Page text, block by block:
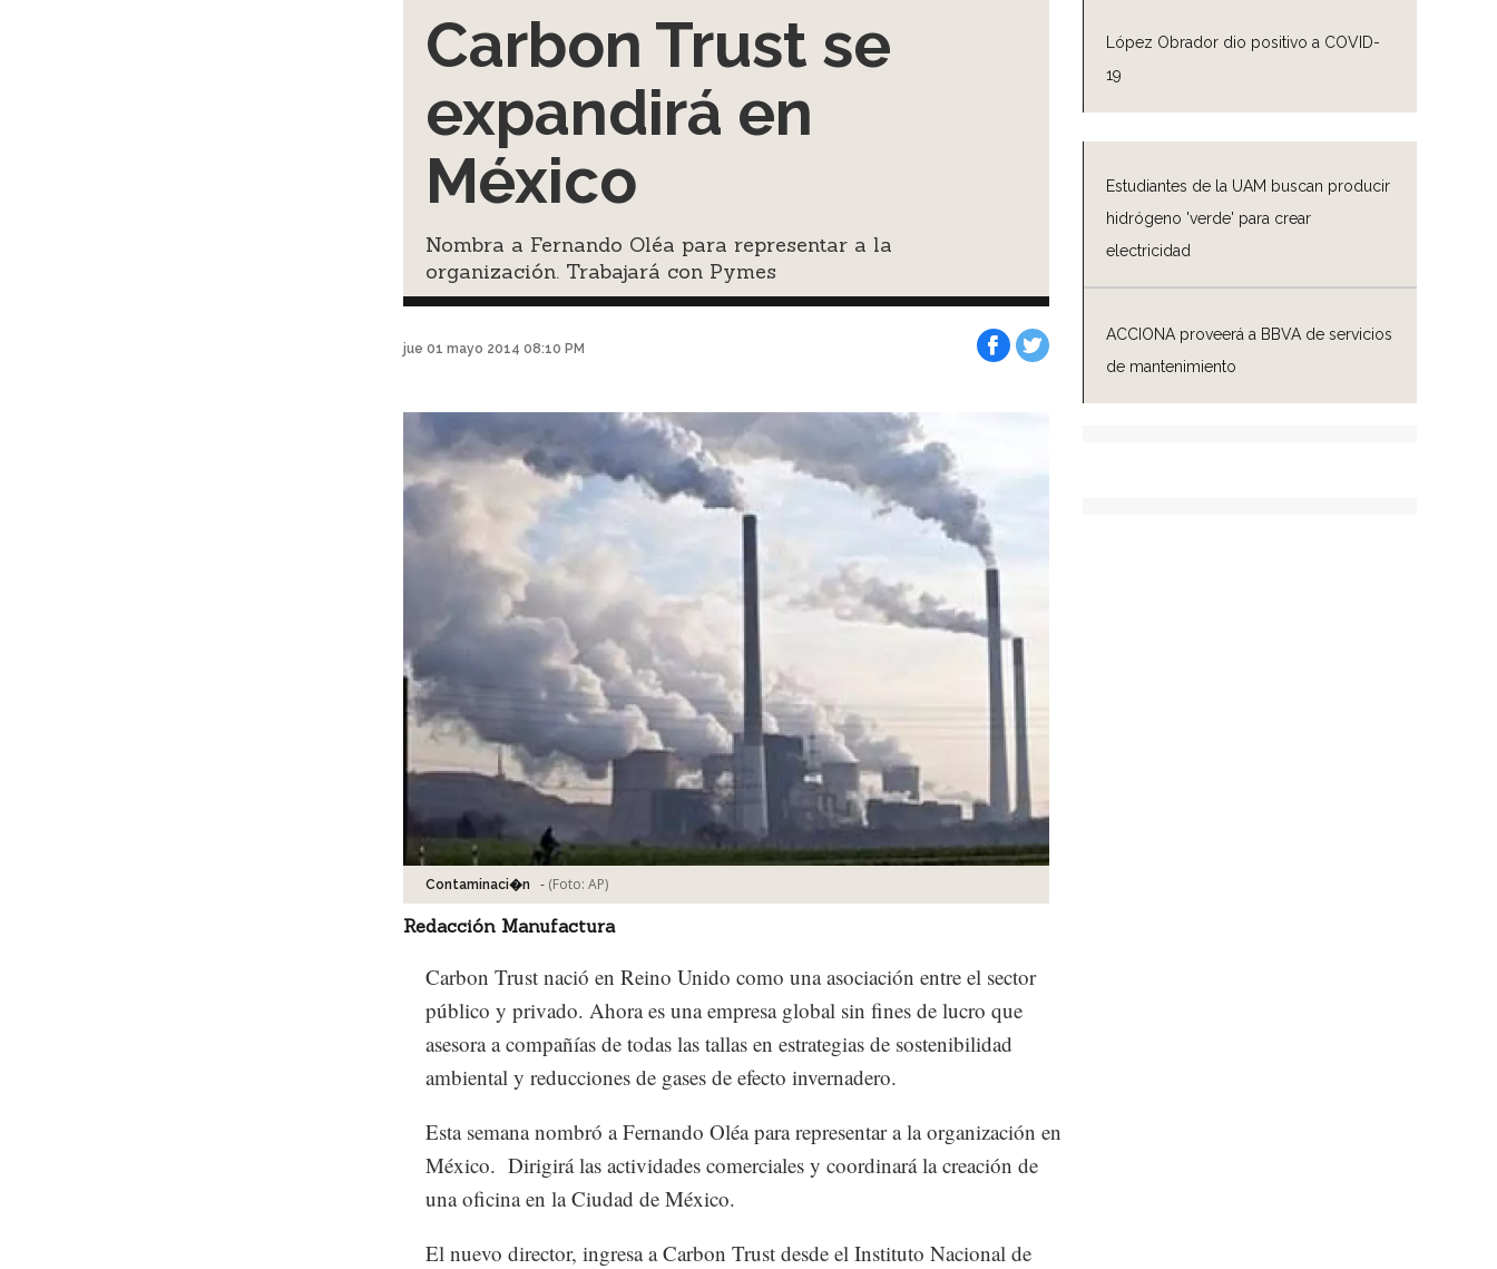
López Obrador dio positivo a COVID-
19
Estudiantes de la UAM buscan producir
hidrógeno 'verde' para crear
electricidad
ACCIONA proveerá a BBVA de servicios
de mantenimiento
Carbon Trust se
expandirá en
México
Nombra a Fernando Oléa para representar a la
organización. Trabajará con Pymes
jue 01 mayo 2014 08:10 PM
Contaminaci�n - (Foto: AP)
Redacción Manufactura
Carbon Trust nació en Reino Unido como una asociación entre el sector
público y privado. Ahora es una empresa global sin fines de lucro que
asesora a compañías de todas las tallas en estrategias de sostenibilidad
ambiental y reducciones de gases de efecto invernadero.
Esta semana nombró a Fernando Oléa para representar a la organización en
México. Dirigirá las actividades comerciales y coordinará la creación de
una oficina en la Ciudad de México.
El nuevo director, ingresa a Carbon Trust desde el Instituto Nacional de